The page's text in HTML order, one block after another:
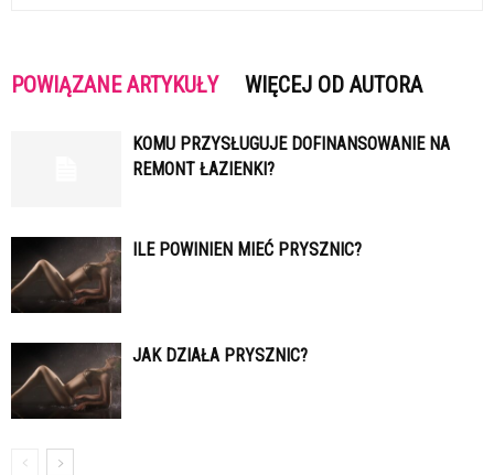
POWIĄZANE ARTYKUŁY WIĘCEJ OD AUTORA
KOMU PRZYSŁUGUJE DOFINANSOWANIE NA
REMONT ŁAZIENKI?
ILE POWINIEN MIEĆ PRYSZNIC?
JAK DZIAŁA PRYSZNIC?